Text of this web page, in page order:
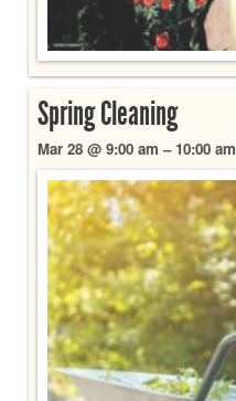
Spring Cleaning
Mar 28 @ 9:00 am – 10:00 am